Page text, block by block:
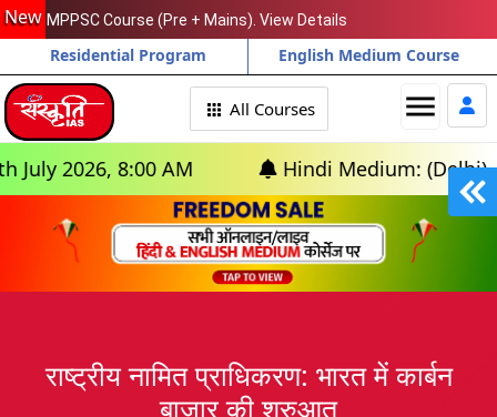
New MPPSC Course (Pre + Mains). View Details
Residential Program English Medium Course
menu
All Courses
8:00 AM Hindi Medium: (Delhi) - GS
राष्ट्रीय नामित प्राधिकरण: भारत में कार्बन
बाजार की शुरुआत